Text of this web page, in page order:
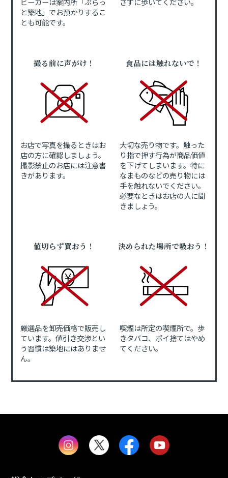
と築地」でお預かりするこ
とも可能です。
撮る前に声がけ！
お店で写真を撮るときはお
店の方に確認しましょう。
撮影禁止のお店には注意書
きがあります。
食品には触れないで！
大切な売り物です。触った
り指で押す行為が商品価値
を下げてしまいます。特に
なまものなどの売り物には
手を触れないでください。
必要なときはお店の人に聞
きましょう。
値切らず買おう！
厳選品を卸売価格で販売し
ています。値引き交渉とい
う習慣は築地にはありませ
ん。
決められた場所で吸おう！
喫煙は所定の喫煙所で。歩
きタバコ、ポイ捨てはやめ
てください。